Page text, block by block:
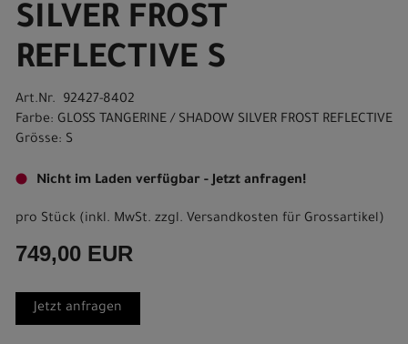
SILVER FROST
REFLECTIVE S
Art.Nr. 92427-8402
Farbe: GLOSS TANGERINE / SHADOW SILVER FROST REFLECTIVE
Grösse: S
Nicht im Laden verfügbar - Jetzt anfragen!
pro Stück (inkl. MwSt. zzgl. Versandkosten für Grossartikel)
749,00 EUR
Jetzt anfragen